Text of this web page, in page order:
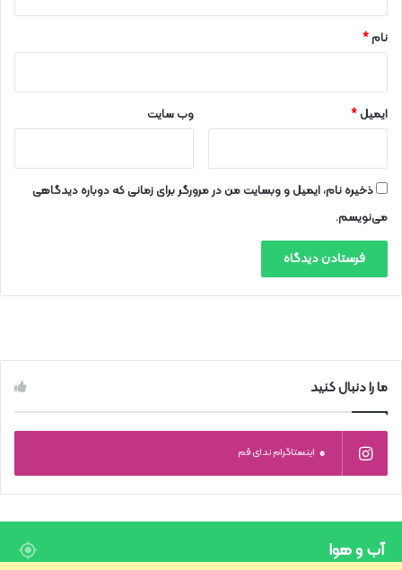
نام*
ایمیل* وب‌ سایت
ذخیره نام، ایمیل و وبسایت من در مرورگر برای زمانی که دوباره دیدگاهی
می‌نویسم.
ما را دنبال کنید
0 اینستاگرام ندای قم
آب و هوا